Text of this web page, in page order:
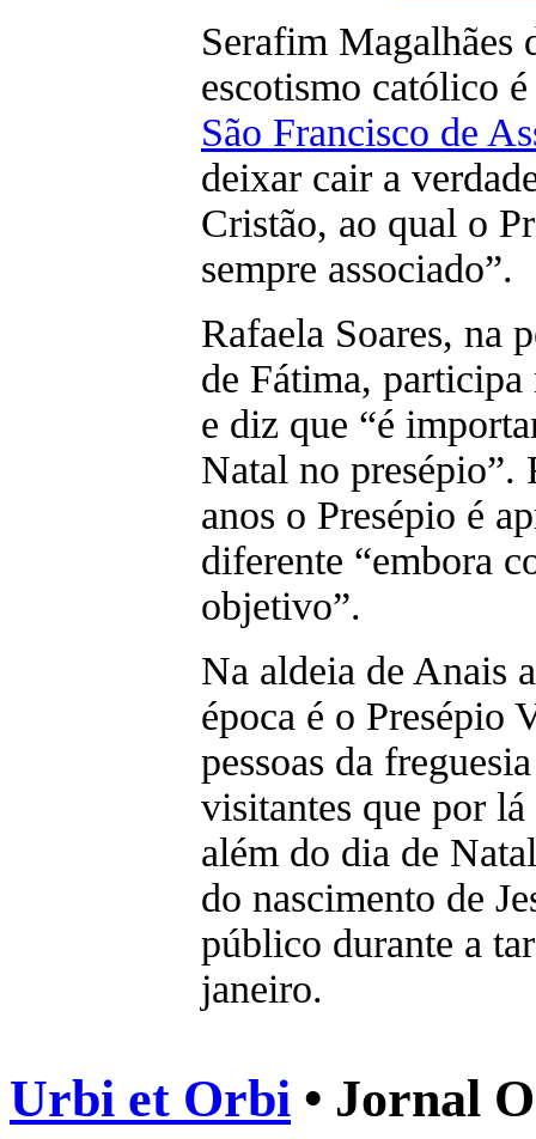
Serafim Magalhães
escotismo católico
São Francisco de
deixar cair a
Cristão, ao qual o
sempre associado”.
Rafaela Soares, na
de Fátima, participa
e diz que “é
Natal no presépio”.
anos o Presépio é
diferente “embora
objetivo”.
Na aldeia de Anais
época é o Presépio
pessoas da
visitantes que por lá
além do dia de
do nascimento de
público durante a
janeiro.
Urbi et Orbi • Jornal